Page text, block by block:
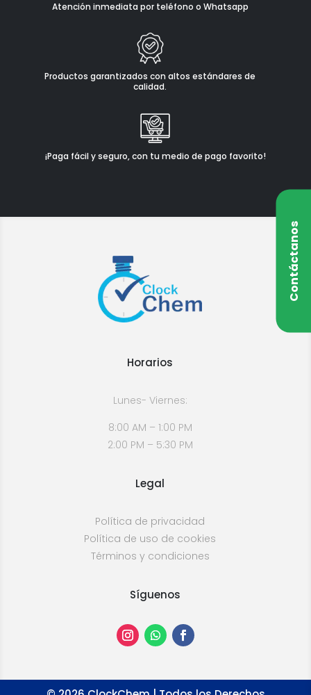
Atención inmediata por teléfono o Whatsapp
Productos garantizados con altos estándares de
calidad.
¡Paga fácil y seguro, con tu medio de pago favorito!
Contáctanos
Horarios
Lunes- Viernes:
8:00 AM – 1:00 PM
2:00 PM – 5:30 PM
Legal
Política de privacidad
Política de uso de cookies
Términos y condiciones
Síguenos